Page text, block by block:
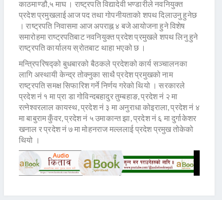
काठमाण्डौ,५ माघ । राष्ट्रपति विद्यादेवी भण्डारीले नवनियुक्त
प्रदेश प्रमुखलाई आज पद तथा गोपनीयताको शपथ दिलाउनु हुनेछ
। राष्ट्रपति निवासमा आज अपराह्न ४ बजे आयोजना हुने विशेष
समारोहमा राष्ट्रपतिबाट नवनियुक्त प्रदेश प्रमुखले शपथ लिनु हुने
राष्ट्रपति कार्यालय स्रोतबाट थाहा भएको छ ।
मन्त्रिपरिषद्को बुधबारको बैठकले प्रदेशको कार्य सञ्चालनका
लागि अस्थायी केन्द्र तोक्नुका साथै प्रदेश प्रमुखको नाम
राष्ट्रपति समक्ष सिफारिश गर्ने निर्णय गरेको थियो । सरकारले
प्रदेश नं १ मा प्रा डा गोविन्दबहादुर तुम्बहाङ, प्रदेश नं २ मा
रत्नेश्वरलाल कायस्थ, प्रदेश नं ३ मा अनुराधा कोइराला, प्रदेश नं ४
मा बाबुराम कुँवर, प्रदेश नं ५ उमाकान्त झा, प्रदेश नं ६ मा दुर्गाकेशर
खनाल र प्रदेश नं ७ मा मोहनराज मल्ललाई प्रदेश प्रमुख तोकेको
थियो ।